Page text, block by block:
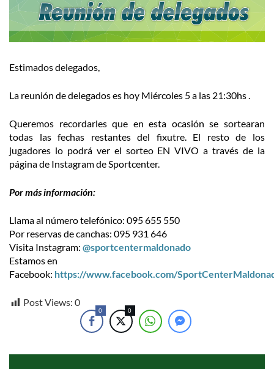
Estimados delegados,
La reunión de delegados es hoy Miércoles 5 a las 21:30hs .
Queremos recordarles que en esta ocasión se sortearan
todas las fechas restantes del fixutre. El resto de los
jugadores lo podrá ver el sorteo EN VIVO a través de la
página de Instagram de Sportcenter.
Por más información:
Llama al número telefónico: 095 655 550
Por reservas de canchas: 095 931 646
Visita Instagram: @sportcentermaldonado
Estamos en
Facebook: https://www.facebook.com/
Post Views: 0
0 0